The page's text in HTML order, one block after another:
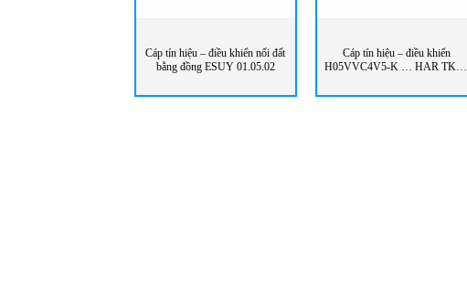
Cáp tín hiệu – điều khiển nối đất
bằng đồng ESUY 01.05.02
Cáp tín hiệu – điều khiển
H05VVC4V5-K … HAR TKD-